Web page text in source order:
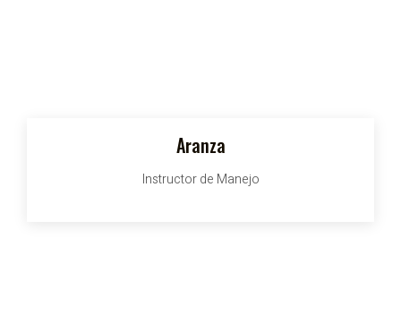
Aranza
Instructor de Manejo